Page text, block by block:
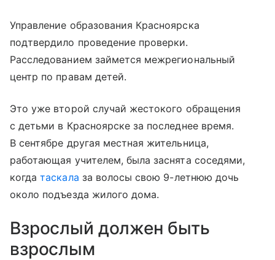
Управление образования Красноярска
подтвердило проведение проверки.
Расследованием займется межрегиональный
центр по правам детей.
Это уже второй случай жестокого обращения
с детьми в Красноярске за последнее время.
В сентябре другая местная жительница,
работающая учителем, была заснята соседями,
когдатаскала за волосы свою 9-летнюю дочь
около подъезда жилого дома.
Взрослый должен быть
взрослым